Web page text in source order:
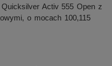
Activ 555 Open z
o mocach 100,115